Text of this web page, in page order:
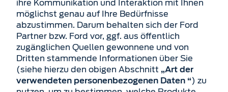
ihre Kommunikation und Interaktion mit Ihnen
möglichst genau auf Ihre Bedürfnisse
abzustimmen. Darum behalten sich der Ford
Partner bzw. Ford vor, ggf. aus öffentlich
zugänglichen Quellen gewonnene und von
Dritten stammende Informationen über Sie
(siehe hierzu den obigen Abschnitt „Art der
verwendeten personenbezogenen Daten “) zu